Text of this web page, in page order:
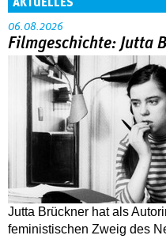
06.08.2026
Filmgeschichte: Jutta
Jutta Brückner hat als
feministischen Zweig des